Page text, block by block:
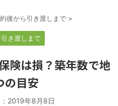
後から引き渡しまで >
き渡しまで
険は損？築年数で地
の目安
2019年8月8日